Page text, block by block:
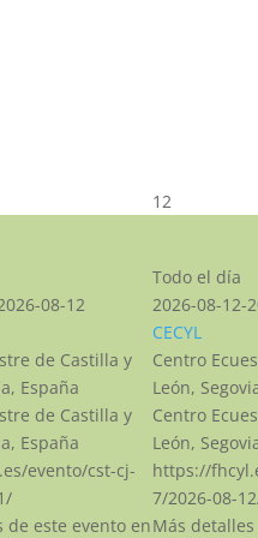
08-12
de Castilla y
España
de Castilla y
España
evento/cst-cj-
de este evento en
12
Todo el día
2026-08-12-
CECYL
Centro
León,
Centro
León,
https://
7/2026-08-
Más